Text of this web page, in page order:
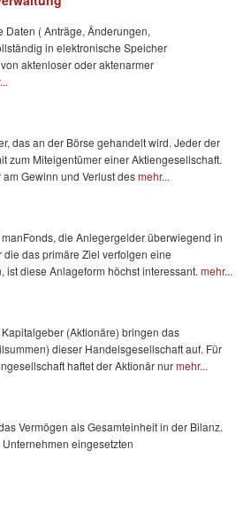
( Anträge, Änderungen,
in elektronische Speicher
aktenloser oder aktenarmer
das an der Börse gehandelt wird. Jeder der
zum Miteigentümer einer Aktiengesellschaft.
Gewinn und Verlust desmehr...
die Anlegergelder überwiegend in
das primäre Ziel verfolgen eine
ist diese Anlageform höchst interessant. mehr...
(Aktionäre) bringen das
dieser Handelsgesellschaft auf. Für
haftet der Aktionär nurmehr...
Vermögen als Gesamteinheit in der Bilanz.
eingesetzten